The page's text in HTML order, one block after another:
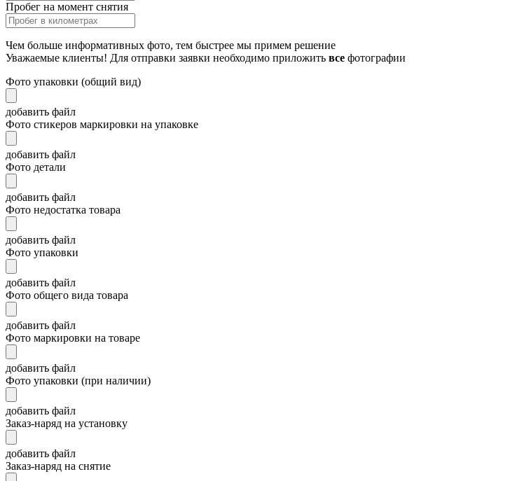
Пробег на момент снятия
Чем больше информативных фото, тем быстрее мы примем решение
Уважаемые клиенты! Для отправки заявки необходимо приложить все фотографии
Фото упаковки (общий вид)
добавить файл
Фото стикеров маркировки на упаковке
добавить файл
Фото детали
добавить файл
Фото недостатка товара
добавить файл
Фото упаковки
добавить файл
Фото общего вида товара
добавить файл
Фото маркировки на товаре
добавить файл
Фото упаковки (при наличии)
добавить файл
Заказ-наряд на установку
добавить файл
Заказ-наряд на снятие